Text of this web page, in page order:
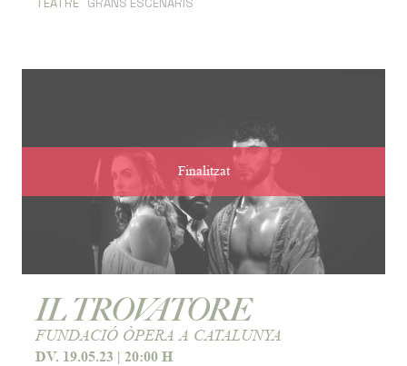
Finalitzat
IL TROVATORE
FUNDACIÓ ÒPERA A CATALUNYA
DV. 19.05.23 | 20:00 H